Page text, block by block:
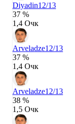
Diyadin12/13
37 %
1,4 Очк
Arveladze12/13
37 %
1,4 Очк
Arveladze12/13
38 %
1,5 Очк